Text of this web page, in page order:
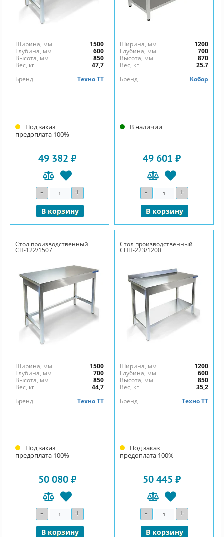
Ширина, мм
1500
Глубина, мм
600
Высота, мм
850
Вес, кг
47,7
Бренд
Техно ТТ
Под заказ
предоплата 100%
49 382 ₽
- Количество+
В корзину
Ширина, мм
1200
Глубина, мм
700
Высота, мм
870
Вес, кг
25.7
Бренд
Кобор
В наличии
49 601 ₽
- Количество+
В корзину
Стол производственный
СП-122/1507
Ширина, мм
1500
Глубина, мм
700
Высота, мм
850
Вес, кг
44,7
Бренд
Техно ТТ
Под заказ
предоплата 100%
50 080 ₽
- Количество+
В корзину
Стол производственный
СПП-223/1200
Ширина, мм
1200
Глубина, мм
600
Высота, мм
850
Вес, кг
35,2
Бренд
Техно ТТ
Под заказ
предоплата 100%
50 445 ₽
- Количество+
В корзину